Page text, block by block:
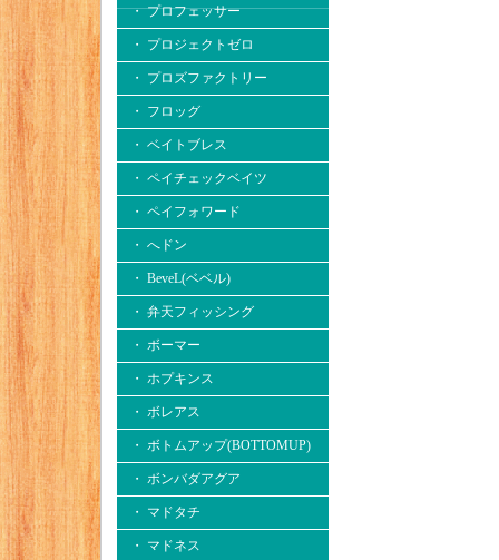
・ プロフェッサー
・ プロジェクトゼロ
・ プロズファクトリー
・ フロッグ
・ ベイトブレス
・ ペイチェックベイツ
・ ペイフォワード
・ へドン
・ BeveL(ベベル)
・ 弁天フィッシング
・ ボーマー
・ ホプキンス
・ ボレアス
・ ボトムアップ(BOTTOMUP)
・ ボンバダアグア
・ マドタチ
・ マドネス